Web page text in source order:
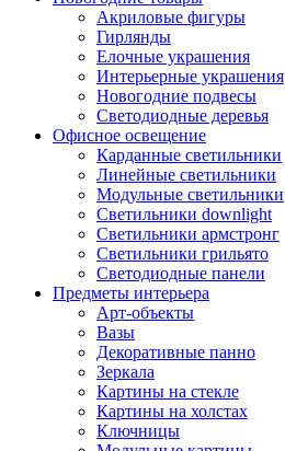
Акриловые фигуры
Гирлянды
Елочные украшения
Интерьерные украшения
Новогодние подвесы
Светодиодные деревья
Офисное освещение
Карданные светильники
Линейные светильники
Модульные светильники
Светильники downlight
Светильники армстронг
Светильники грильято
Светодиодные панели
Предметы интерьера
Арт-объекты
Вазы
Декоративные панно
Зеркала
Картины на стекле
Картины на холстах
Ключницы